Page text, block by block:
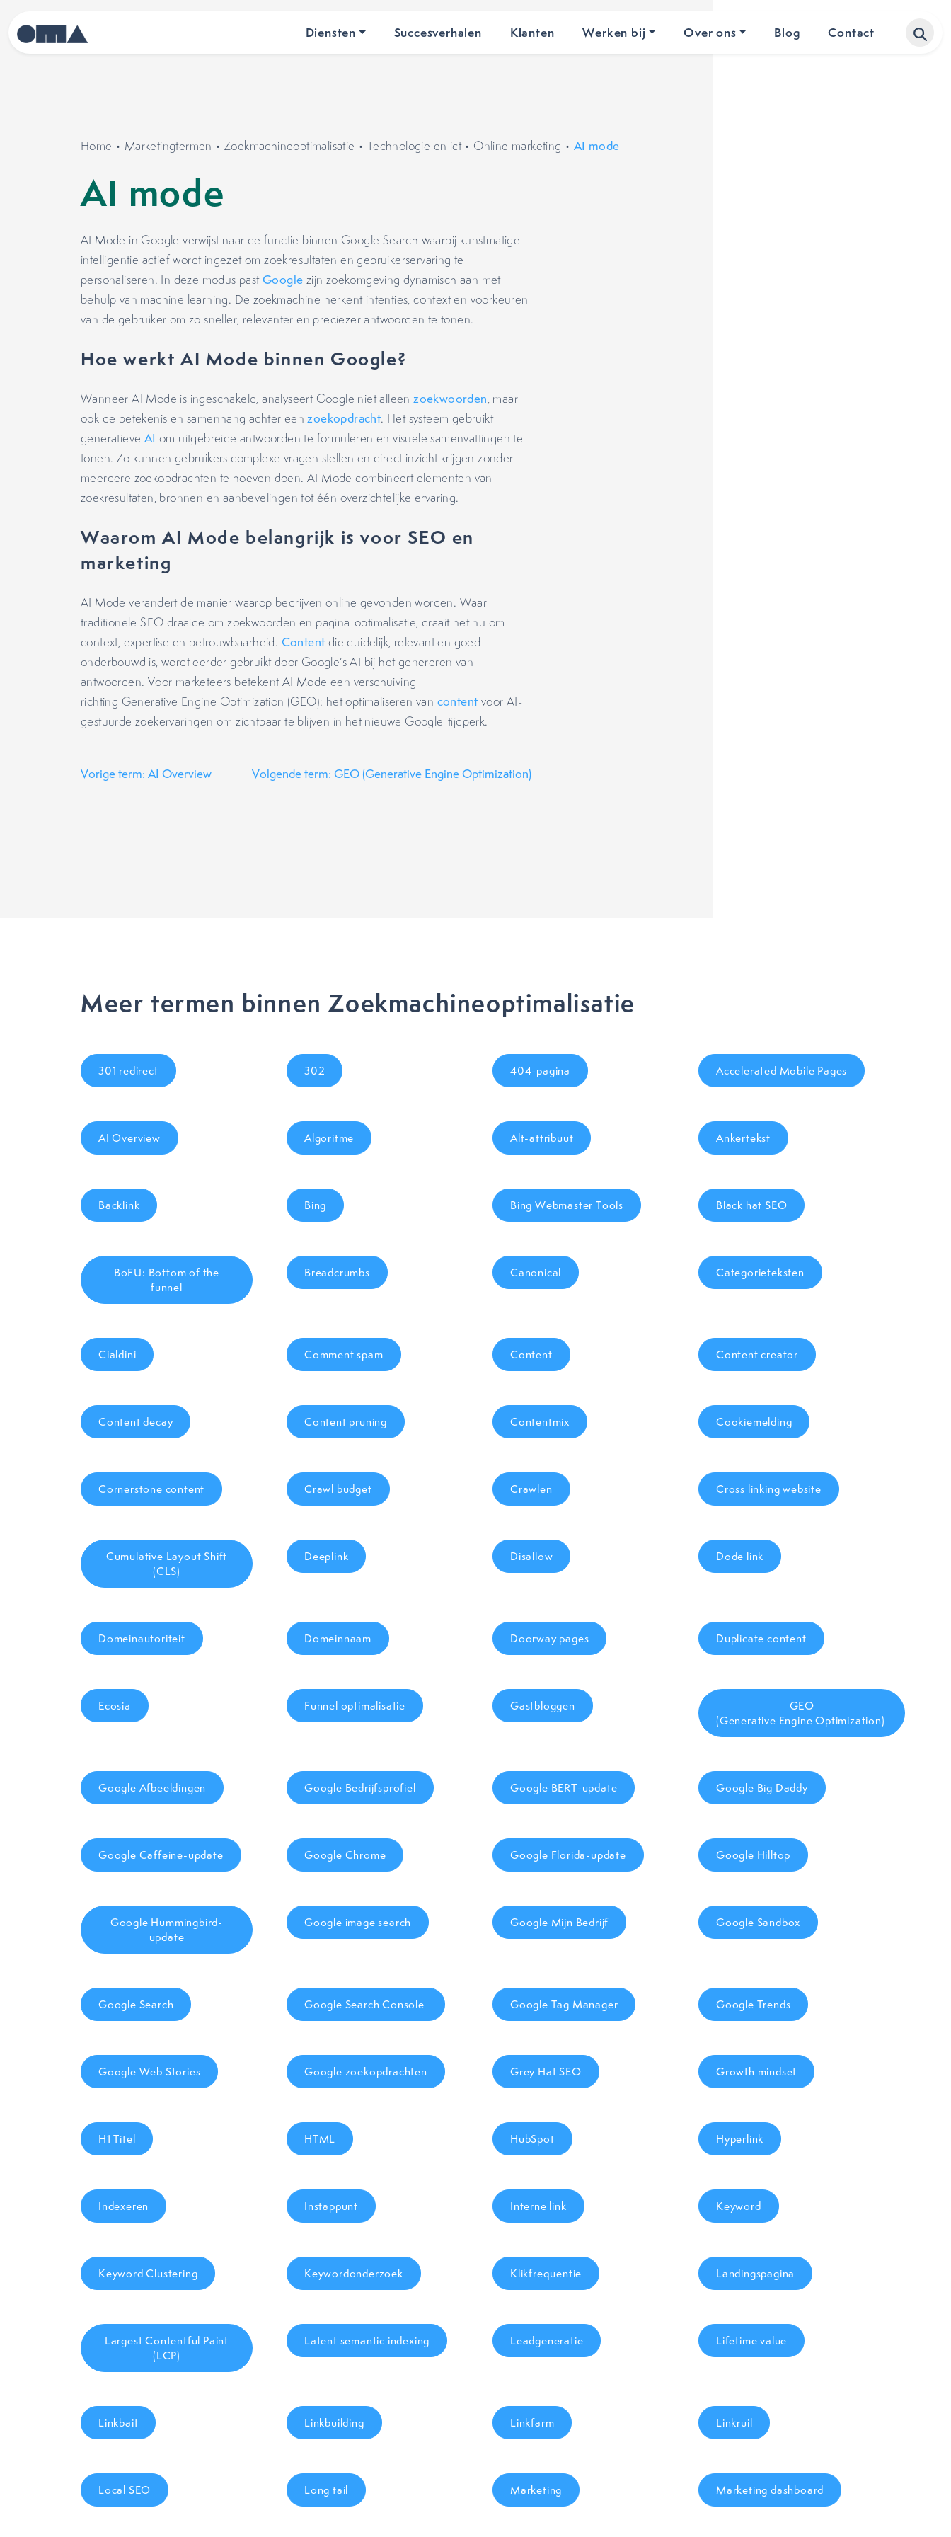
Diensten Succesverhalen Klanten Werken bij Over ons Blog Contact
Home • Marketingtermen •Zoekmachineoptimalisatie • Technologie en ict• Online marketing • AI mode
AI mode
AI Mode in Google verwijst naar de functie binnen Google Search waarbij kunstmatige
intelligentie actief wordt ingezet om zoekresultaten en gebruikerservaring te
personaliseren. In deze modus pastGoogle zijn zoekomgeving dynamisch aan met
behulp van machine learning. De zoekmachine herkent intenties, context en voorkeuren
van de gebruiker om zo sneller, relevanter en preciezer antwoorden te tonen.
Hoe werkt AI Mode binnen Google?
Wanneer AI Mode is ingeschakeld, analyseert Google niet alleenzoekwoorden, maar
ook de betekenis en samenhang achter eenzoekopdracht. Het systeem gebruikt
generatieve AI om uitgebreide antwoorden te formuleren en visuele samenvattingen te
tonen. Zo kunnen gebruikers complexe vragen stellen en direct inzicht krijgen zonder
meerdere zoekopdrachten te hoeven doen. AI Mode combineert elementen van
zoekresultaten, bronnen en aanbevelingen tot één overzichtelijke ervaring.
Waarom AI Mode belangrijk is voor SEO en
marketing
AI Mode verandert de manier waarop bedrijven online gevonden worden. Waar
traditionele SEO draaide om zoekwoorden en pagina-optimalisatie, draait het nu om
context, expertise en betrouwbaarheid. Content die duidelijk, relevant en goed
onderbouwd is, wordt eerder gebruikt door Google’s AI bij het genereren van
antwoorden. Voor marketeers betekent AI Mode een verschuiving
richting Generative Engine Optimization (GEO): het optimaliseren van content voor AI-
gestuurde zoekervaringen om zichtbaar te blijven in het nieuwe Google-tijdperk.
Vorige term: AI Overview Volgende term: GEO (Generative Engine Optimization)
Meer termen binnen Zoekmachineoptimalisatie
301 redirect 302 404-pagina Accelerated Mobile Pages
AI Overview Algoritme Alt-attribuut Ankertekst
Backlink Bing Bing Webmaster Tools Black hat SEO
BoFU: Bottom of the
funnel
Breadcrumbs Canonical Categorieteksten
Cialdini Comment spam Content Content creator
Content decay Content pruning Contentmix Cookiemelding
Cornerstone content Crawl budget Crawlen Cross linking website
Cumulative Layout Shift
(CLS)
Deeplink Disallow Dode link
Domeinautoriteit Domeinnaam Doorway pages Duplicate content
Ecosia Funnel optimalisatie Gastbloggen
GEO
(Generative Engine Optimization)
Google Afbeeldingen Google Bedrijfsprofiel Google BERT-update Google Big Daddy
Google Caffeine-update Google Chrome Google Florida-update Google Hilltop
Google Hummingbird-
update
Google image search Google Mijn Bedrijf Google Sandbox
Google Search Google Search Console Google Tag Manager Google Trends
Google Web Stories Google zoekopdrachten Grey Hat SEO Growth mindset
H1 Titel HTML HubSpot Hyperlink
Indexeren Instappunt Interne link Keyword
Keyword Clustering Keywordonderzoek Klikfrequentie Landingspagina
Largest Contentful Paint
(LCP)
Latent semantic indexing Leadgeneratie Lifetime value
Linkbait Linkbuilding Linkfarm Linkruil
Local SEO Long tail Marketing Marketing dashboard